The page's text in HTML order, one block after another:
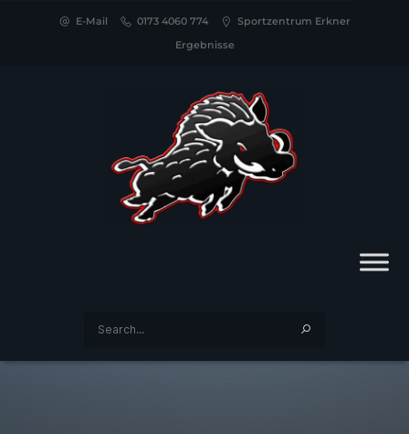
E-Mail 0173 4060 774
Sportzentrum Erkner
Ergebnisse